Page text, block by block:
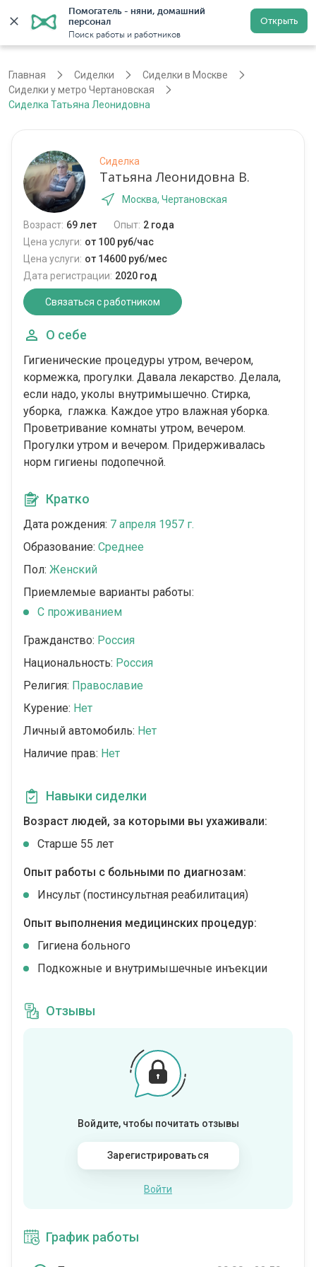
Помогатель - няни, домашний
персонал
Поиск работы и работников
Открыть
Регистрация
Главная Сиделки
Сиделки в Москве
Сиделки у метро Чертановская
Сиделка Татьяна Леонидовна
Сиделка
Татьяна Леонидовна В.
Москва, Чертановская
Возраст: 69 лет Опыт: 2 года
Цена услуги: от 100 руб/час
Цена услуги: от 14600 руб/мес
Дата регистрации: 2020 год
Связаться с работником
О себе
Гигиенические процедуры утром, вечером,
кормежка, прогулки. Давала лекарство. Делала,
если надо, уколы внутримышечно. Стирка,
уборка, глажка. Каждое утро влажная уборка.
Проветривание комнаты утром, вечером.
Прогулки утром и вечером. Придерживалась
норм гигиены подопечной.
Кратко
Дата рождения: 7 апреля 1957 г.
Образование: Среднее
Пол: Женский
Приемлемые варианты работы:
C проживанием
Гражданство: Россия
Национальность: Россия
Религия: Православие
Курение: Нет
Личный автомобиль: Нет
Наличие прав: Нет
Навыки сиделки
Возраст людей, за которыми вы ухаживали:
Cтарше 55 лет
Опыт работы с больными по диагнозам:
Инсульт (постинсультная реабилитация)
Опыт выполнения медицинских процедур:
Гигиена больного
Подкожные и внутримышечные инъекции
Отзывы
Войдите, чтобы почитать отзывы
Зарегистрироваться
Войти
График работы